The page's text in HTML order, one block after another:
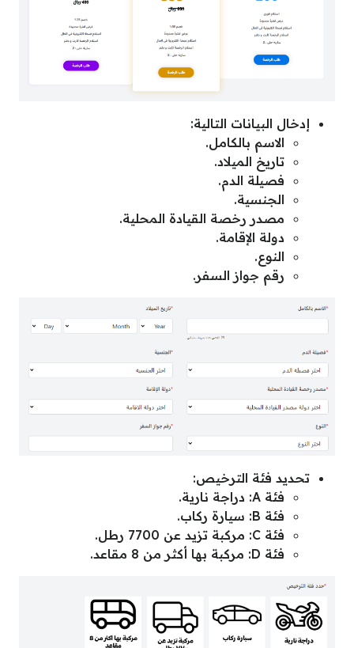
إدخال البيانات التالية:
الاسم بالكامل.
تاريخ الميلاد.
فصيلة الدم.
الجنسية.
مصدر رخصة القيادة المحلية.
دولة الإقامة.
النوع.
رقم جواز السفر.
تحديد فئة الترخيص:
فئة A: دراجة نارية.
فئة B: سيارة ركاب.
فئة C: مركبة تزيد عن 7700 رطل.
فئة D: مركبة بها أكثر من 8 مقاعد.